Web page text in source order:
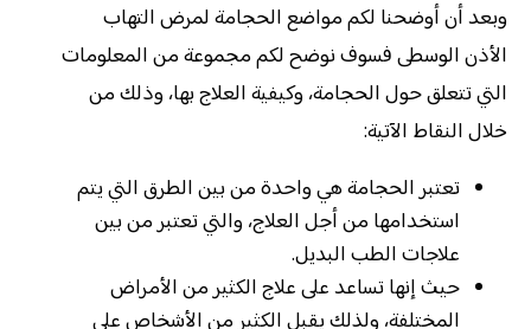
وبعد أن أوضحنا لكم مواضع الحجامة لمرض التهاب
الأذن الوسطى فسوف نوضح لكم مجموعة من المعلومات
التي تتعلق حول الحجامة، وكيفية العلاج بها، وذلك من
خلال النقاط الآتية:
تعتبر الحجامة هي واحدة من بين الطرق التي يتم
استخدامها من أجل العلاج، والتي تعتبر من بين
علاجات الطب البديل.
حيث إنها تساعد على علاج الكثير من الأمراض